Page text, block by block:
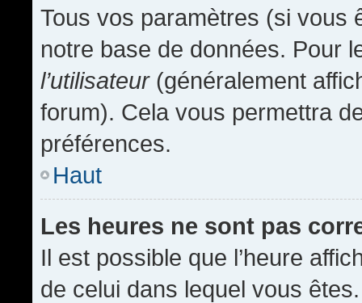
Tous vos paramètres (si vous
notre base de données. Pour
l’utilisateur(généralement
forum). Cela vous permettra
préférences.
Haut
Les heures ne sont pas
Il est possible que l’heure
de celui dans lequel vous